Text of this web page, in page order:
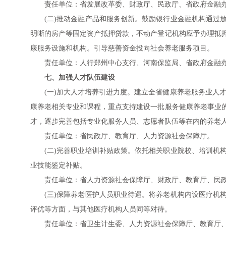
责任单位：省发展改革委、财政厅、民政厅、省政府金融
(二)推动金融产品和服务创新。鼓励银行业金融机构通过
明晰的房产等固定资产抵押贷款，不动产登记机构应予办理
康服务设施和机构。引导慈善资金投向社会养老服务项目。
责任单位：人行郑州中心支行、河南保监局、省政府金融
七、加强人才队伍建设
(一)加大人才培养引进力度。建立全省健康养老服务业人
康养老相关专业和课程，重点支持建设一批服务健康养老事
才，逐步完善包括专业化服务人员、志愿者队伍等在内的养老
责任单位：省民政厅、教育厅、人力资源社会保障厅。
(二)完善职业培训补贴政策。依托相关职业院校、培训机
业技能鉴定补贴。
责任单位：省人力资源社会保障厅、财政厅、教育厅、民
(三)保障养老医护人员职业待遇。将养老机构内设医疗机
评优等方面，与其他医疗机构人员同等对待。
责任单位：省卫生计生委、人力资源社会保障厅、教育厅